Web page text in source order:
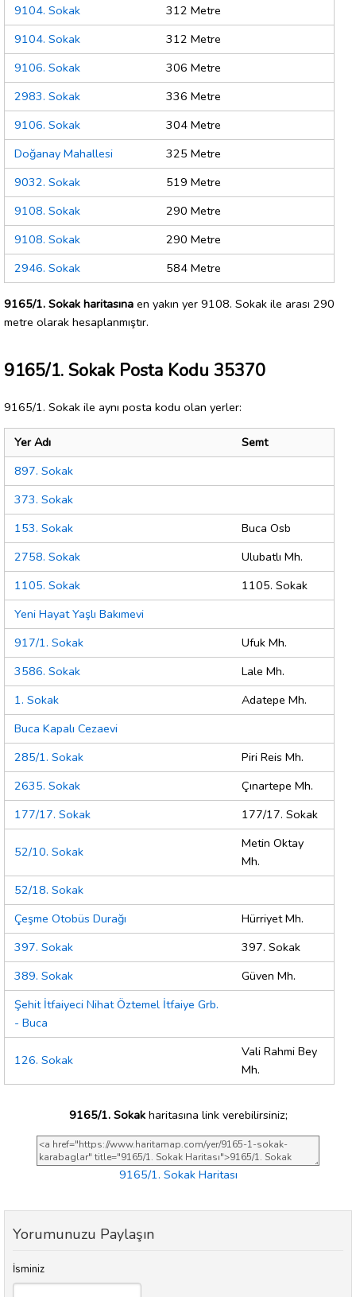
9104. Sokak
312 Metre
9104. Sokak
312 Metre
9106. Sokak
306 Metre
2983. Sokak
336 Metre
9106. Sokak
304 Metre
Doğanay Mahallesi
325 Metre
9032. Sokak
519 Metre
9108. Sokak
290 Metre
9108. Sokak
290 Metre
2946. Sokak
584 Metre
9165/1. Sokak haritasına en yakın yer 9108. Sokak ile arası 290
metre olarak hesaplanmıştır.
9165/1. Sokak Posta Kodu 35370
9165/1. Sokak ile aynı posta kodu olan yerler:
Yer Adı
Semt
897. Sokak
373. Sokak
153. Sokak
Buca Osb
2758. Sokak
Ulubatlı Mh.
1105. Sokak
1105. Sokak
Yeni Hayat Yaşlı Bakımevi
917/1. Sokak
Ufuk Mh.
3586. Sokak
Lale Mh.
1. Sokak
Adatepe Mh.
Buca Kapalı Cezaevi
285/1. Sokak
Piri Reis Mh.
2635. Sokak
Çınartepe Mh.
177/17. Sokak
177/17. Sokak
52/10. Sokak
Metin Oktay
Mh.
52/18. Sokak
Çeşme Otobüs Durağı
Hürriyet Mh.
397. Sokak
397. Sokak
389. Sokak
Güven Mh.
Şehit İtfaiyeci Nihat Öztemel İtfaiye Grb.
- Buca
126. Sokak
Vali Rahmi Bey
Mh.
9165/1. Sokakharitasına link verebilirsiniz;
9165/1. Sokak Haritası
Yorumunuzu Paylaşın
İsminiz